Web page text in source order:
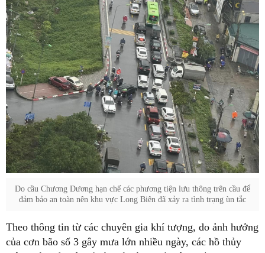
Do cầu Chương Dương hạn chế các phương tiện lưu thông trên cầu để
đảm bảo an toàn nên khu vực Long Biên đã xảy ra tình trạng ùn tắc
Theo thông tin từ các chuyên gia khí tượng, do ảnh hưởng
của cơn bão số 3 gây mưa lớn nhiều ngày, các hồ thủy